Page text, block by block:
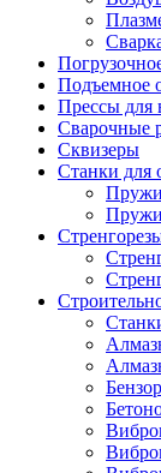
Подъемное
Прессы для
Сварочные
Сквизеры
Станки для